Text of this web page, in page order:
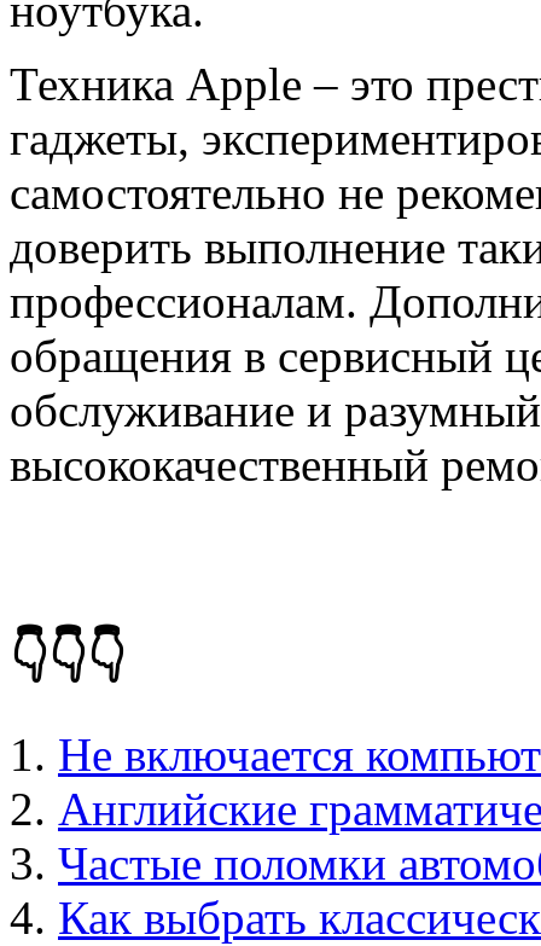
Техника Apple – это
гаджеты,
самостоятельно не
доверить выполнение
профессионалам.
обращения в сервисный
обслуживание и
высококачественный
👇👇👇
Не включается
Английские
Частые поломки
Как выбрать